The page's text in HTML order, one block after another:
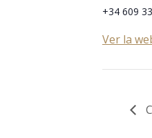
+34 609
Ver la